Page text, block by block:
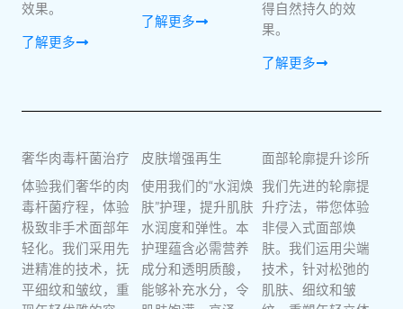
效果。
了解更多
了解更多
得自然持久的效
果。
了解更多
奢华肉毒杆菌治疗
体验我们奢华的肉
毒杆菌疗程，体验
极致非手术面部年
轻化。我们采用先
进精准的技术，抚
平细纹和皱纹，重
皮肤增强再生
使用我们的“水润焕
肤”护理，提升肌肤
水润度和弹性。本
护理蕴含必需营养
成分和透明质酸，
能够补充水分，令
面部轮廓提升诊所
我们先进的轮廓提
升疗法，带您体验
非侵入式面部焕
肤。我们运用尖端
技术，针对松弛的
肌肤、细纹和皱